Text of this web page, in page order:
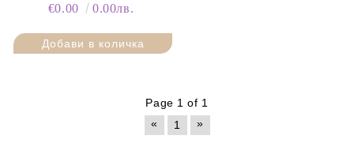
€0.00
0.00лв.
Page 1 of 1
«
1 »